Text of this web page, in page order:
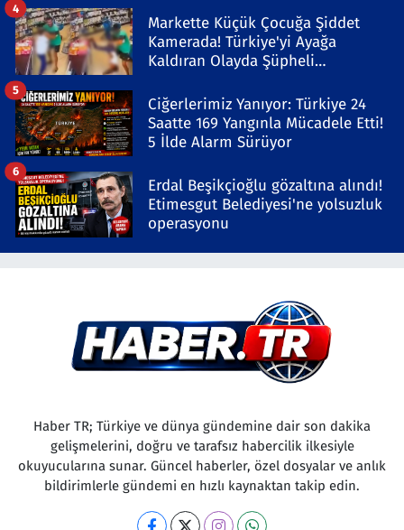
Markette Küçük Çocuğa Şiddet
Kamerada! Türkiye'yi Ayağa
Kaldıran Olayda Şüpheli
4
Ciğerlerimiz Yanıyor: Türkiye 24
Saatte 169 Yangınla Mücadele Etti!
5 İlde Alarm Sürüyor
5
Erdal Beşikçioğlu gözaltına alındı!
Etimesgut Belediyesi'ne yolsuzluk
operasyonu
6
Haber TR; Türkiye ve dünya gündemine dair son dakika
gelişmelerini, doğru ve tarafsız habercilik ilkesiyle
okuyucularına sunar. Güncel haberler, özel dosyalar ve anlık
bildirimlerle gündemi en hızlı kaynaktan takip edin.